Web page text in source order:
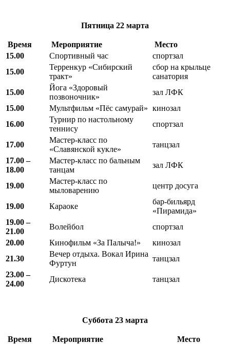
Пятница 22 марта
Время Мероприятие
Место
15.00
Спортивный час
спортзал
15.00
Терренкур «Сибирский
тракт»
сбор на крыльце
санатория
15.00
Йога «Здоровый
позвоночник»
зал ЛФК
15.00
Мультфильм «Пёс самурай» кинозал
16.00
Турнир по настольному
теннису
спортзал
17.00
Мастер-класс по
«Славянской кукле»
танцзал
17.00 –
18.00
Мастер-класс по бальным
танцам
зал ЛФК
19.00
Мастер-класс по
мыловарению
центр досуга
19.00 Караоке
бар-бильярд
«Пирамида»
19.00 –
21.00
Волейбол
спортзал
20.00
Кинофильм «За Палыча!»
кинозал
21.30
Вечер отдыха. Вокал Ирина
Фуртун
танцзал
23.00 –
24.00
Дискотека танцзал
Суббота 23 марта
Время Мероприятие
Место